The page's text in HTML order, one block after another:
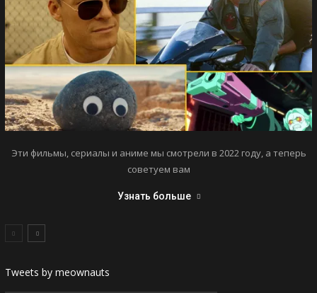
Эти фильмы, сериалы и аниме мы смотрели в 2022 году, а теперь
советуем вам
Узнать больше
Tweets by meownauts